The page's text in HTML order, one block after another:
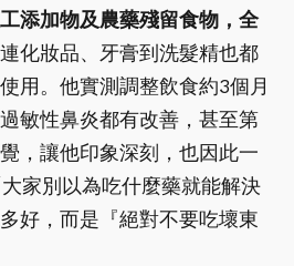
添加物及農藥殘留食物，全
化妝品、牙膏到洗髮精也都
用。他實測調整飲食約3個月
敏性鼻炎都有改善，甚至第
，讓他印象深刻，也因此一
家別以為吃什麼藥就能解決
好，而是『絕對不要吃壞東